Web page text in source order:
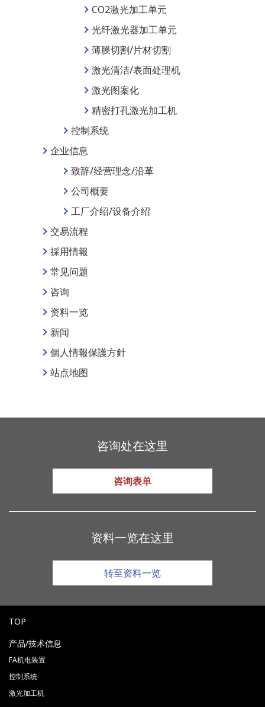
CO2激光加工单元
光纤激光器加工单元
薄膜切割/片材切割
激光清洁/表面处理机
激光图案化
精密打孔激光加工机
控制系统
企业信息
致辞/经营理念/沿革
公司概要
工厂介绍/设备介绍
交易流程
採用情報
常见问题
咨询
资料一览
新闻
個人情報保護方針
站点地图
咨询处在这里
咨询表单
资料一览在这里
转至资料一览
TOP
产品/技术信息
FA机电装置
控制系统
激光加工机